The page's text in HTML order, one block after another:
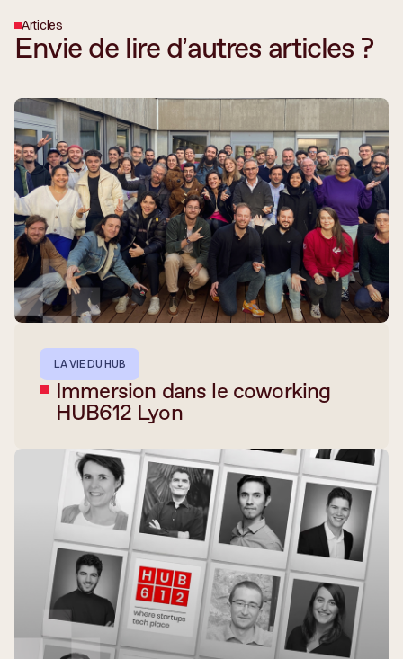
Articles
Envie de lire d’autres articles ?
LA VIE DU HUB
Immersion dans le coworking
HUB612 Lyon